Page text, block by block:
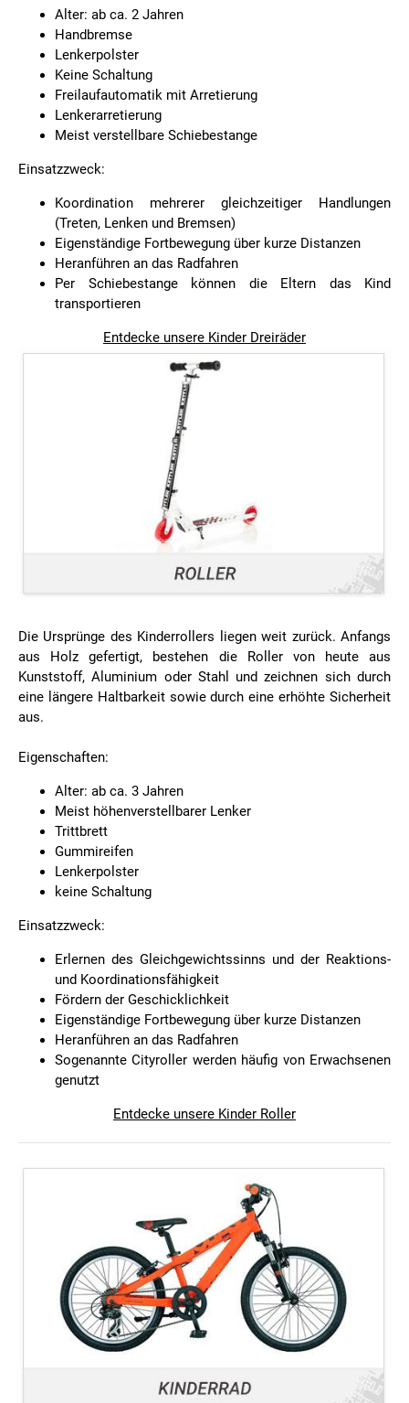
Alter: ab ca. 2 Jahren
Handbremse
Lenkerpolster
Keine Schaltung
Freilaufautomatik mit Arretierung
Lenkerarretierung
Meist verstellbare Schiebestange
Einsatzzweck:
Koordination mehrerer gleichzeitiger Handlungen
(Treten, Lenken und Bremsen)
Eigenständige Fortbewegung über kurze Distanzen
Heranführen an das Radfahren
Per Schiebestange können die Eltern das Kind
transportieren
Entdecke unsere Kinder Dreiräder
Die Ursprünge des Kinderrollers liegen weit zurück. Anfangs
aus Holz gefertigt, bestehen die Roller von heute aus
Kunststoff, Aluminium oder Stahl und zeichnen sich durch
eine längere Haltbarkeit sowie durch eine erhöhte Sicherheit
aus.
Eigenschaften:
Alter: ab ca. 3 Jahren
Meist höhenverstellbarer Lenker
Trittbrett
Gummireifen
Lenkerpolster
keine Schaltung
Einsatzzweck:
Erlernen des Gleichgewichtssinns und der Reaktions-
und Koordinationsfähigkeit
Fördern der Geschicklichkeit
Eigenständige Fortbewegung über kurze Distanzen
Heranführen an das Radfahren
Sogenannte Cityroller werden häufig von Erwachsenen
genutzt
Entdecke unsere Kinder Roller